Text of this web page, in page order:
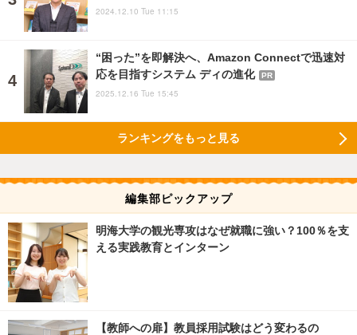
2024.12.10 Tue 11:15
“困った”を即解決へ、Amazon Connectで迅速対
応を目指すシステム ディの進化
PR
2025.12.16 Tue 15:45
ランキングをもっと見る
編集部ピックアップ
明海大学の観光専攻はなぜ就職に強い？100％を支
える実践教育とインターン
【教師への扉】教員採用試験はどう変わるの